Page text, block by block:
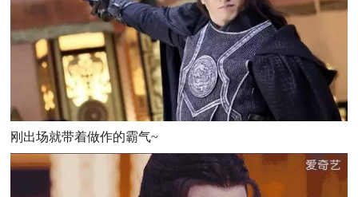
刚出场就带着做作的霸气~